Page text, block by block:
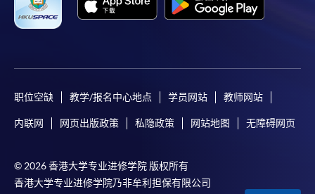
职位空缺 教学/报名中心地点 学员网站 教师网站
内联网 网页出版政策 私隐政策 网站地图 无障碍网页
© 2026 香港大学专业进修学院 版权所有
香港大学专业进修学院乃非牟利担保有限公司